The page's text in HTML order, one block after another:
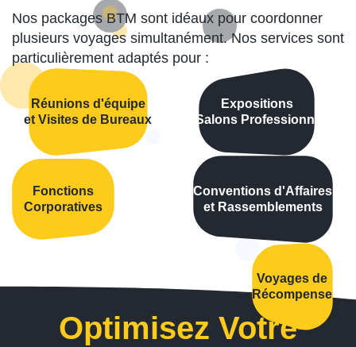
Nos packages BTM sont idéaux pour coordonner
plusieurs voyages simultanément. Nos services sont
particulièrement adaptés pour :
Réunions d'équipe
et Visites de Bureaux
Expositions
et Salons Professionnels
Conventions d'Affaires
et Rassemblements
Fonctions
Corporatives
Voyages de
Récompense
Optimisez Votre